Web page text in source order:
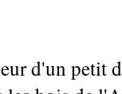
d'un petit